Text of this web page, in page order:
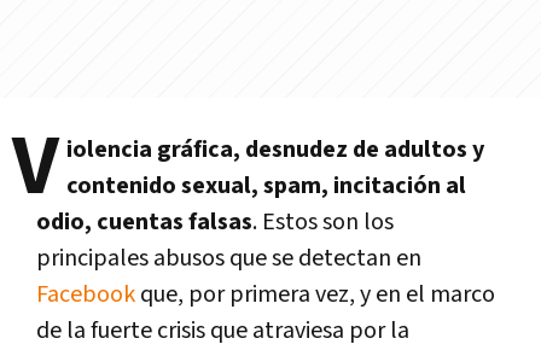
V iolencia gráfica, desnudez de adultos y
contenido sexual, spam, incitación al
odio, cuentas falsas. Estos son los
principales abusos que se detectan en
Facebookque, por primera vez, y en el marco
de la fuerte crisis que atraviesa por la